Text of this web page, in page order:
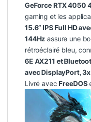
GeForce RTX 4050
gaming et les
15.6” IPS Full HD
144Hz assure une
rétroéclairé bleu,
6E AX211 et
avec DisplayPort,
Livré avec FreeDOS